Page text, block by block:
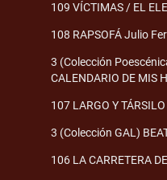
109 VÍCTIMAS / EL
108 RAPSOFÁ Julio Fer
3 (Colección
CALENDARIO DE MIS
107 LARGO Y
3 (Colección GAL)
106 LA CARRETERA